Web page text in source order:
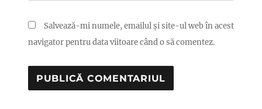
Salvează-mi numele, emailul și site-ul web în acest
navigator pentru data viitoare când o să comentez.